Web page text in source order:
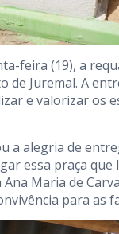
feira (19), a
de Juremal. A
e valorizar os
a alegria de
essa praça que
Maria de
para as